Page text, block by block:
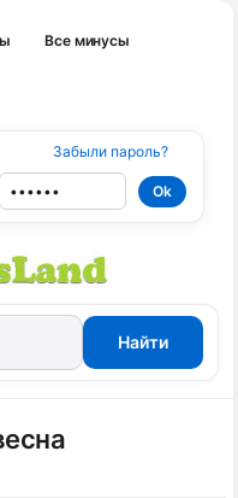
Все минусы
Забыли пароль?